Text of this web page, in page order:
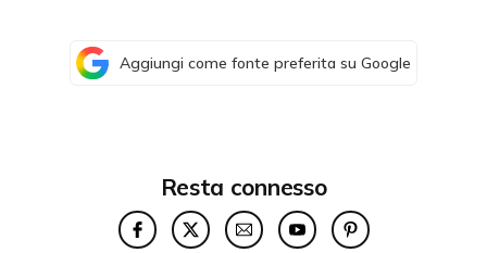
Aggiungi come fonte preferita su Google
Resta connesso